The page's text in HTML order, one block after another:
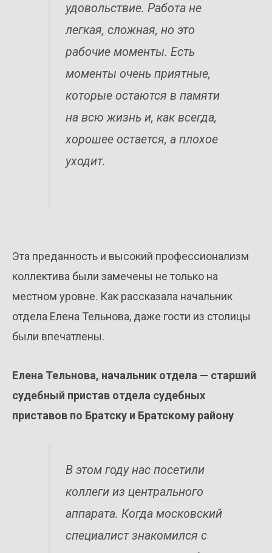
удовольствие. Работа не
легкая, сложная, но это
рабочие моменты. Есть
моменты очень приятные,
которые остаются в памяти
на всю жизнь и, как всегда,
хорошее остается, а плохое
уходит.
Эта преданность и высокий профессионализм
коллектива были замечены не только на
местном уровне. Как рассказала начальник
отдела Елена Тельнова, даже гости из столицы
были впечатлены.
Елена Тельнова, начальник отдела — старший
судебный пристав отдела судебных
приставов по Братску и Братскому району
В этом году нас посетили
коллеги из центрального
аппарата. Когда московский
специалист знакомился с